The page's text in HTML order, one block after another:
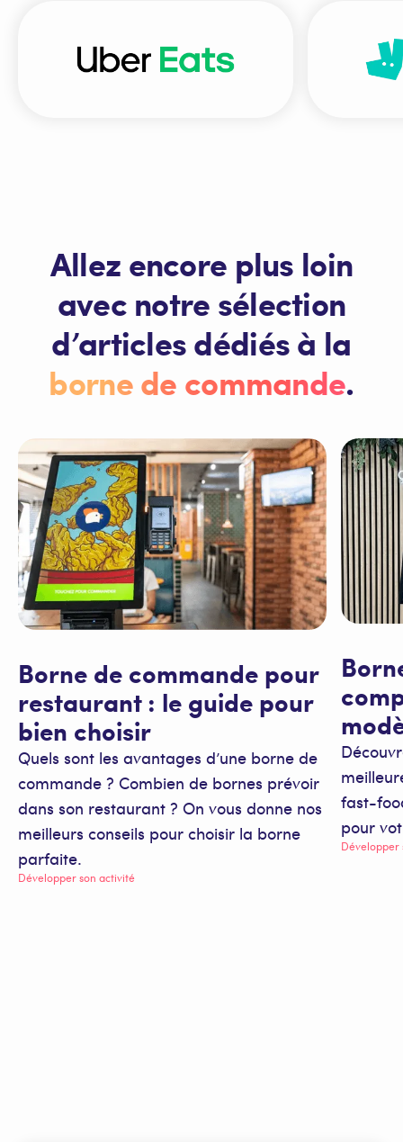
Allez encore plus loin
avec notre sélection
d’articles dédiés à la
borne de commande.
Borne de commande pour
restaurant : le guide pour
bien choisir
Quels sont les avantages d’une borne de
commande ? Combien de bornes prévoir
dans son restaurant ? On vous donne nos
meilleurs conseils pour choisir la borne
parfaite.
Développer son activité
fast-
pour
Développer